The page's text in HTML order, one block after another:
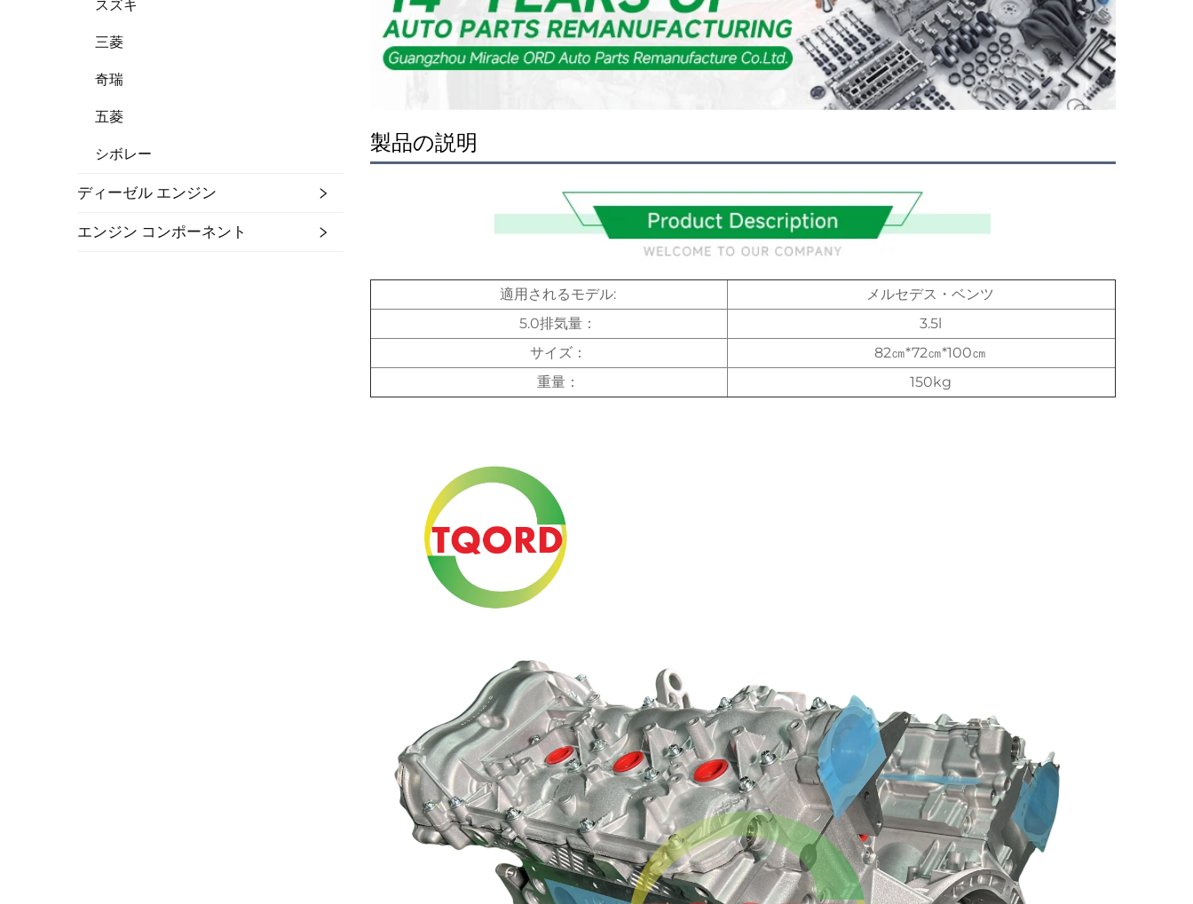
スズキ
三菱
奇瑞
五菱
シボレー
ディーゼル エンジン
エンジン コンポーネント
製品の説明
適用されるモデル:
メルセデス・ベンツ
5.0排気量：
3.5l
サイズ：
82㎝*72㎝*100㎝
重量：
150kg